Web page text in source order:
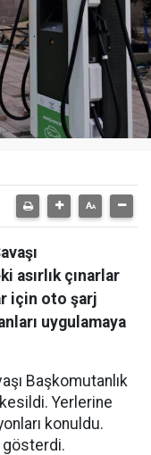
asırlık çınarlar
için oto şarj
uygulamaya
Başkomutanlık
kesildi. Yerlerine
konuldu.
gösterdi.